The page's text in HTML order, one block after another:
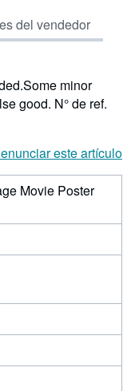
del vendedor
minor
good. N° de ref.
este artículo
Movie Poster